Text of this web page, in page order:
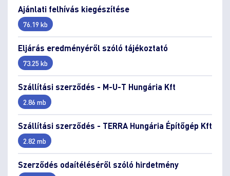
Ajánlati felhívás kiegészítése
76.19 kb
Eljárás eredményéről szóló tájékoztató
73.25 kb
Szállítási szerződés - M-U-T Hungária Kft
2.86 mb
Szállítási szerződés - TERRA Hungária Építőgép Kft
2.82 mb
Szerződés odaítéléséről szóló hirdetmény